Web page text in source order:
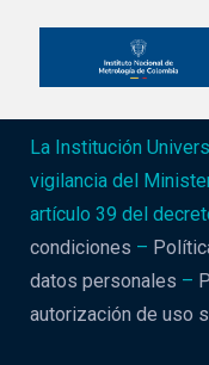
La Institución
vigilancia del
artículo 39 del
condiciones –
datos personales –
autorización de uso